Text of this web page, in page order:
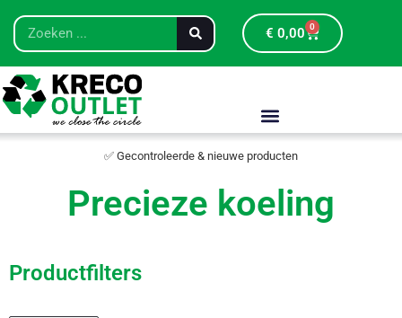
€ 0,00 0
✅ Gecontroleerde & nieuwe producten
Precieze koeling
Productfilters